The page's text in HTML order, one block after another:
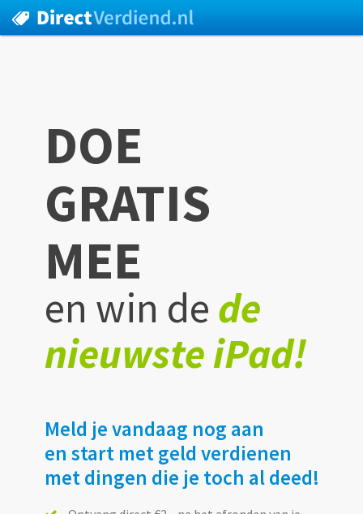
DOE
GRATIS
MEE
en win de de
nieuwste iPad!
Meld je vandaag nog aan
en start met geld verdienen
met dingen die je toch al deed!